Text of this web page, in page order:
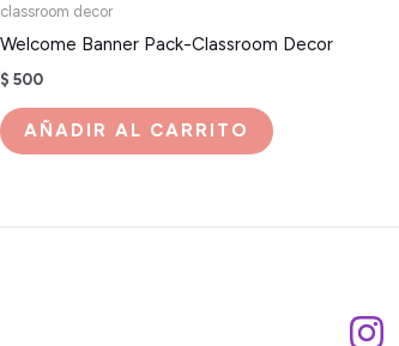
classroom decor
Welcome Banner Pack-Classroom Decor
$ 500
AÑADIR AL CARRITO